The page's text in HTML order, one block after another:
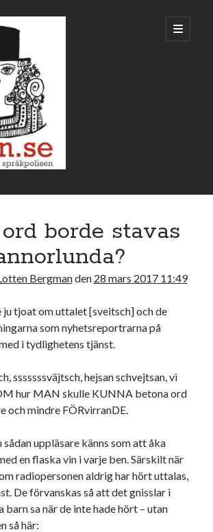
öppna
primär
T F L S
2 3 4 5
9 10 11 12
23 24 25 26
30 31
borde stavas
Bergmanden 28 mars 2017 11:49
ju tjoat om uttalet [sveitsch] och de
som nyhetsreportrarna på
i tydlighetens tjänst.
sssssssväjtsch, hejsan schvejtsan, vi
hur MAN skulle KUNNA betona ord
och mindre FÖRvirranDE.
sådan uppläsare känns som att åka
en flaska vin i varje ben. Särskilt när
radiopersonen aldrig har hört uttalas,
De förvanskas så att det gnisslar i
barn sa när de inte hade hört – utan
så här: